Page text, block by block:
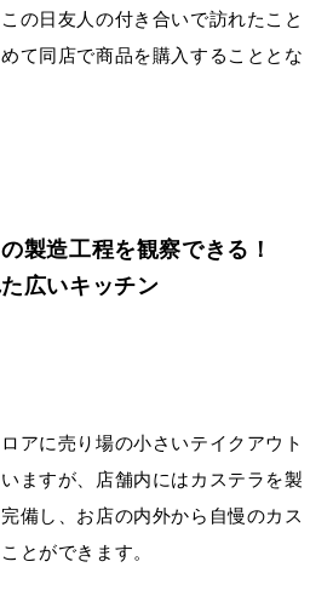
の日友人の付き合いで訪れたこと
て同店で商品を購入することとな
製造工程を観察できる！
広いキッチン
アに売り場の小さいテイクアウト
ますが、店舗内にはカステラを製
備し、お店の内外から自慢のカス
とができます。